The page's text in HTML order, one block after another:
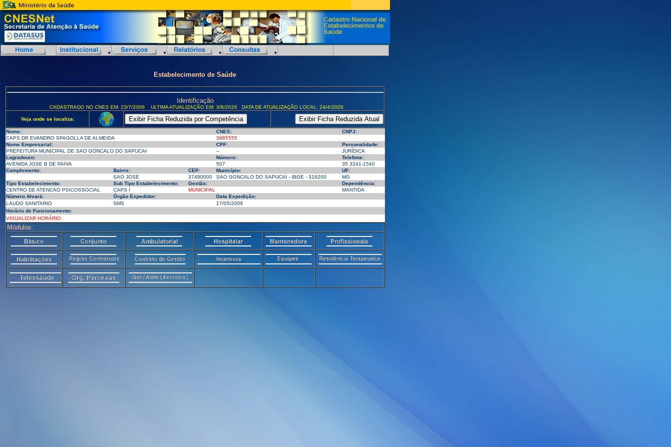
Estabelecimento de Saúde
Identificação
CADASTRADO NO CNES EM: 23/7/2006 ULTIMA ATUALIZAÇÃO EM: 3/8/2026 DATA DE ATUALIZAÇÃO LOCAL: 24/4/2026
Veja onde se localiza:
Nome: CNES:
CNPJ:
CAPS DR EVANDRO SPAGOLLA DE ALMEIDA
3985555
Nome Empresarial:
CPF:
Personalidade:
PREFEITURA MUNICIPAL DE SAO GONCALO DO SAPUCAI
--
JURÍDICA
Logradouro:
Número:
Telefone:
AVENIDA JOSE B DE PAIVA
507
35 3241-1540
Complemento:
Bairro: CEP: Município:
UF:
SAO JOSE
37490000 SAO GONCALO DO SAPUCAI - IBGE - 316200
MG
Tipo Estabelecimento:
Sub Tipo Estabelecimento: Gestão:
Dependência:
CENTRO DE ATENCAO PSICOSSOCIAL
CAPS I MUNICIPAL
MANTIDA
Número Alvará:
Órgão Expedidor:
Data Expedição:
LAUDO SANITARIO
SMS
17/05/2006
Horário de Funcionamento:
VISUALIZAR HORÁRIO
Módulos: